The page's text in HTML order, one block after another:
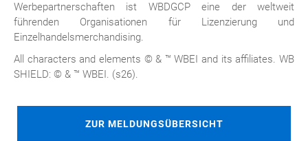
Werbepartnerschaften ist WBDGCP eine der weltweit
führenden Organisationen für Lizenzierung und
Einzelhandelsmerchandising.
All characters and elements © & ™️ WBEI and its affiliates. WB
SHIELD: © & ™️ WBEI. (s26).
ZUR MELDUNGSÜBERSICHT